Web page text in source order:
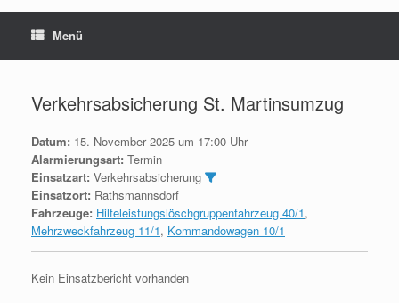
Menü
Verkehrsabsicherung St. Martinsumzug
Datum: 15. November 2025 um 17:00 Uhr
Alarmierungsart: Termin
Einsatzart: Verkehrsabsicherung
Einsatzort: Rathsmannsdorf
Fahrzeuge: Hilfeleistungslöschgruppenfahrzeug 40/1,
Mehrzweckfahrzeug 11/1, Kommandowagen 10/1
Kein Einsatzbericht vorhanden